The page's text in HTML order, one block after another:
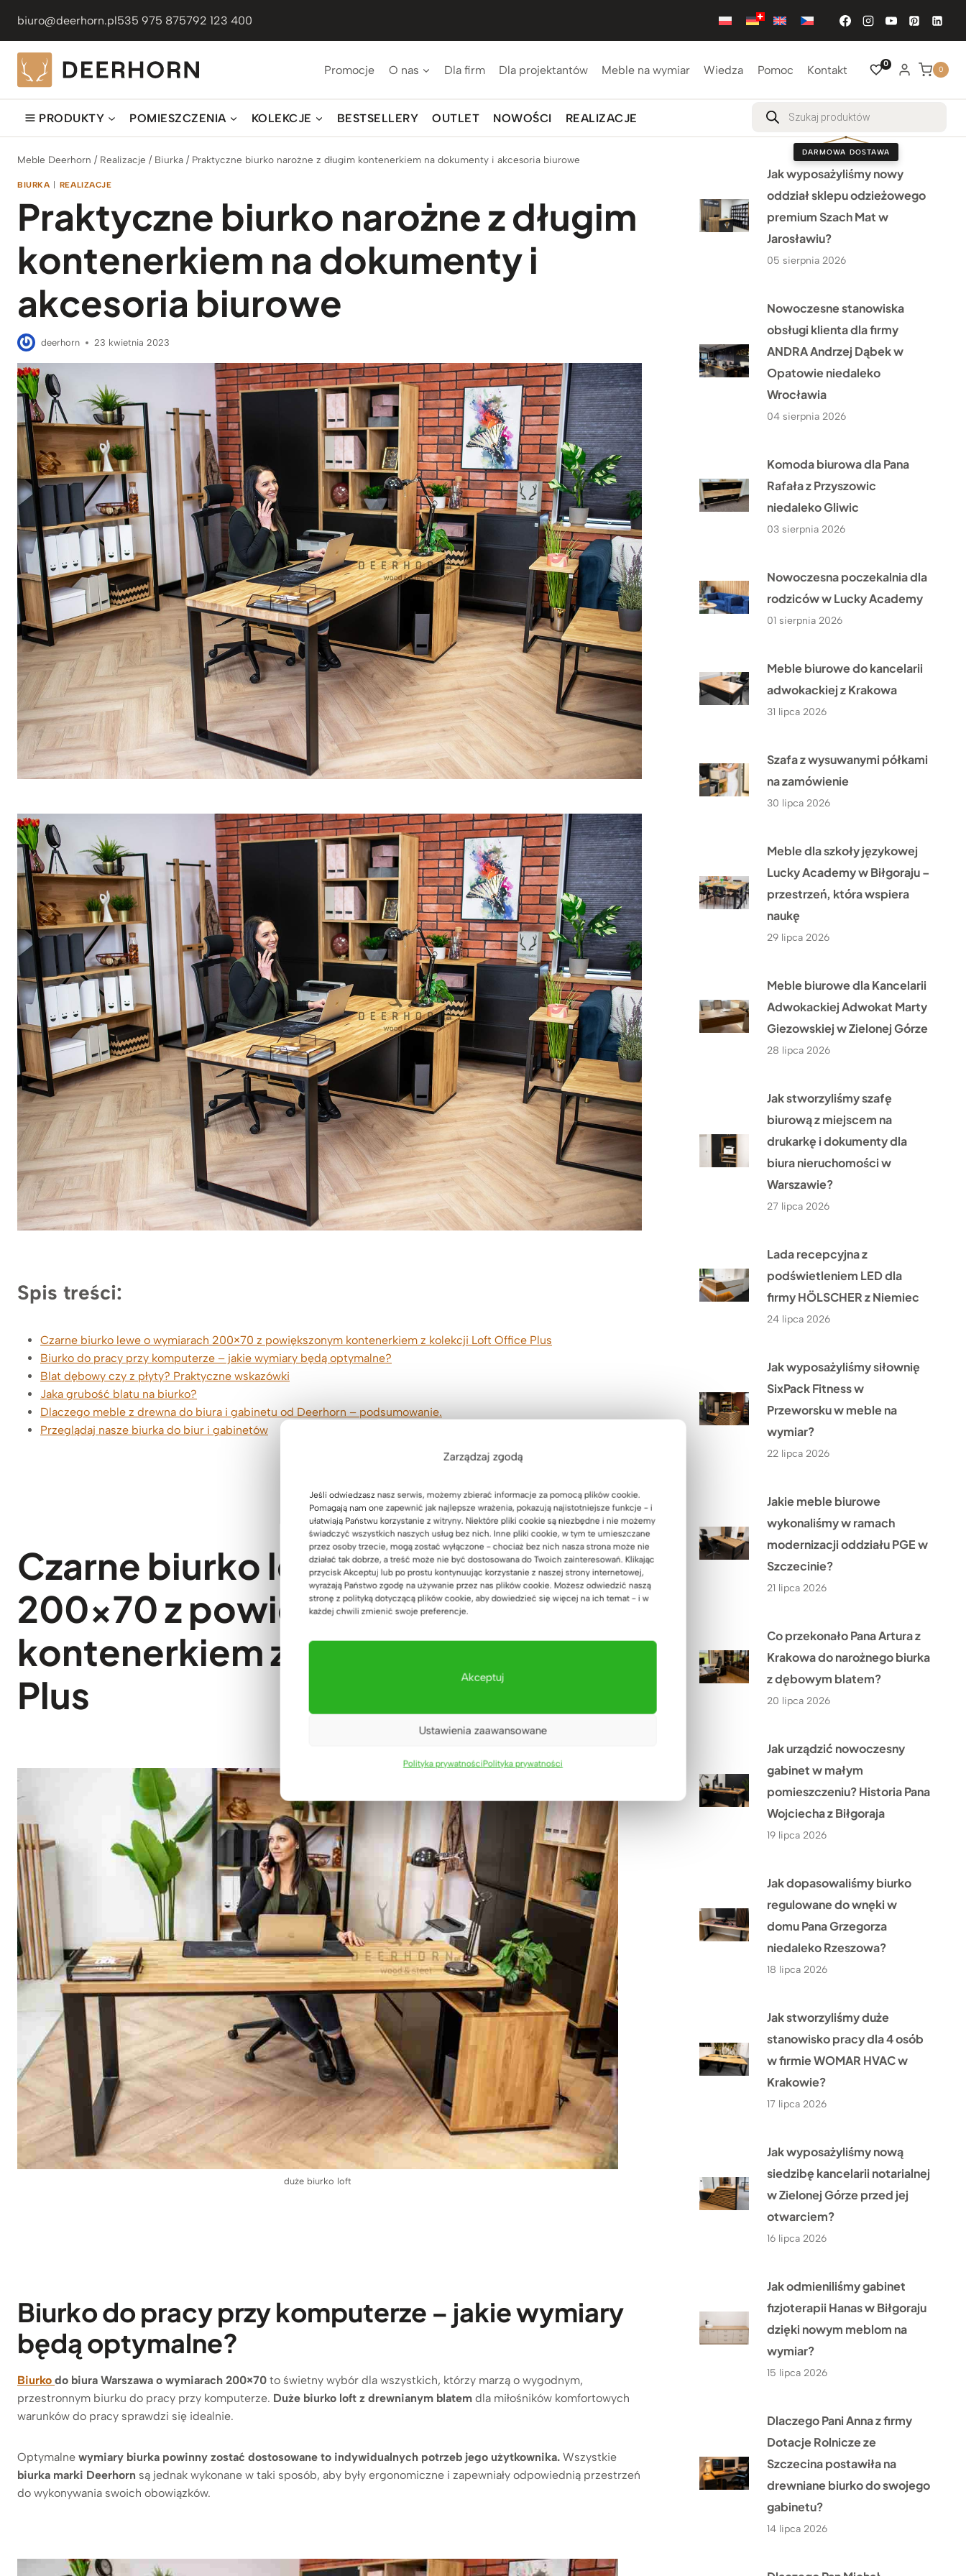
Zarządzaj zgodą
Jeśli odwiedzasz nasz serwis, możemy zbierać informacje za pomocą plików cookie.
Pomagają nam one zapewnić jak najlepsze wrażenia, pokazują najistotniejsze funkcje - i
ułatwiają Państwu korzystanie z witryny. Niektóre pliki cookie są niezbędne i nie możemy
świadczyć wszystkich naszych usług bez nich. Inne pliki cookie, w tym te umieszczane
przez osoby trzecie, mogą zostać wyłączone - chociaż bez nich nasza strona może nie
działać tak dobrze, a treść może nie być dostosowana do Twoich zainteresowań. Klikając
przycisk Akceptuj lub po prostu kontynuując korzystanie z naszej strony internetowej,
wyrażają Państwo zgodę na używanie przez nas plików cookie. Możesz odwiedzić naszą
stronę z polityką dotyczącą plików cookie, aby dowiedzieć się więcej na ich temat - i w
każdej chwili zmienić swoje preferencje.
Akceptuj
Ustawienia zaawansowane
Polityka prywatnościPolityka prywatności
treści
biuro@deerhorn.pl535 975 875792 123 400
Promocje O nas Dla firm Dla projektantów Meble na wymiar Wiedza Pomoc Kontakt 0
0
PRODUKTY POMIESZCZENIA KOLEKCJE BESTSELLERY OUTLET NOWOŚCI REALIZACJE
Wyszukiwarka
produktów
DARMOWA DOSTAWA
Meble Deerhorn / Realizacje / Biurka / Praktyczne biurko narożne z długim kontenerkiem na dokumenty i akcesoria biurowe
BIURKA | REALIZACJE
Praktyczne biurko narożne z długim
kontenerkiem na dokumenty i
akcesoria biurowe
deerhorn 23 kwietnia 2023
Spis treści:
Czarne biurko lewe o wymiarach 200×70 z powiększonym kontenerkiem z kolekcji Loft Office Plus
Biurko do pracy przy komputerze – jakie wymiary będą optymalne?
Blat dębowy czy z płyty? Praktyczne wskazówki
Jaka grubość blatu na biurko?
Dlaczego meble z drewna do biura i gabinetu od Deerhorn – podsumowanie.
Przeglądaj nasze biurka do biur i gabinetów
Czarne biurko lewe o wymiarach
200×70 z powiększonym
kontenerkiem z kolekcji Loft Office
Plus
duże biurko loft
Biurko do pracy przy komputerze – jakie wymiary
będą optymalne?
Biurko do biura Warszawa o wymiarach 200×70 to świetny wybór dla wszystkich, którzy marzą o wygodnym,
przestronnym biurku do pracy przy komputerze. Duże biurko loft z drewnianym blatem dla miłośników komfortowych
warunków do pracy sprawdzi się idealnie.
Optymalne wymiary biurka powinny zostać dostosowane to indywidualnych potrzeb jego użytkownika. Wszystkie
biurka marki Deerhorn są jednak wykonane w taki sposób, aby były ergonomiczne i zapewniały odpowiednią przestrzeń
do wykonywania swoich obowiązków.
Jak wyposażyliśmy nowy
oddział sklepu odzieżowego
premium Szach Mat w
Jarosławiu?
05 sierpnia 2026
Nowoczesne stanowiska
obsługi klienta dla firmy
ANDRA Andrzej Dąbek w
Opatowie niedaleko
Wrocławia
04 sierpnia 2026
Komoda biurowa dla Pana
Rafała z Przyszowic
niedaleko Gliwic
03 sierpnia 2026
Nowoczesna poczekalnia dla
rodziców w Lucky Academy
01 sierpnia 2026
Meble biurowe do kancelarii
adwokackiej z Krakowa
31 lipca 2026
Szafa z wysuwanymi półkami
na zamówienie
30 lipca 2026
Meble dla szkoły językowej
Lucky Academy w Biłgoraju –
przestrzeń, która wspiera
naukę
29 lipca 2026
Meble biurowe dla Kancelarii
Adwokackiej Adwokat Marty
Giezowskiej w Zielonej Górze
28 lipca 2026
Jak stworzyliśmy szafę
biurową z miejscem na
drukarkę i dokumenty dla
biura nieruchomości w
Warszawie?
27 lipca 2026
Lada recepcyjna z
podświetleniem LED dla
firmy HÖLSCHER z Niemiec
24 lipca 2026
Jak wyposażyliśmy siłownię
SixPack Fitness w
Przeworsku w meble na
wymiar?
22 lipca 2026
Jakie meble biurowe
wykonaliśmy w ramach
modernizacji oddziału PGE w
Szczecinie?
21 lipca 2026
Co przekonało Pana Artura z
Krakowa do narożnego biurka
z dębowym blatem?
20 lipca 2026
Jak urządzić nowoczesny
gabinet w małym
pomieszczeniu? Historia Pana
Wojciecha z Biłgoraja
19 lipca 2026
Jak dopasowaliśmy biurko
regulowane do wnęki w
domu Pana Grzegorza
niedaleko Rzeszowa?
18 lipca 2026
Jak stworzyliśmy duże
stanowisko pracy dla 4 osób
w firmie WOMAR HVAC w
Krakowie?
17 lipca 2026
Jak wyposażyliśmy nową
siedzibę kancelarii notarialnej
w Zielonej Górze przed jej
otwarciem?
16 lipca 2026
Jak odmieniliśmy gabinet
fizjoterapii Hanas w Biłgoraju
dzięki nowym meblom na
wymiar?
15 lipca 2026
Dlaczego Pani Anna z firmy
Dotacje Rolnicze ze
Szczecina postawiła na
drewniane biurko do swojego
gabinetu?
14 lipca 2026